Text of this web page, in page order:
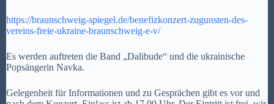
https://braunschweig-spiegel.de/benefizkonzert-zugunsten-des-
vereins-freie-ukraine-braunschweig-e-v/
Es werden auftreten die Band „Dalibude“ und die ukrainische
Popsängerin Navka.
Gelegenheit für Informationen und zu Gesprächen gibt es vor und